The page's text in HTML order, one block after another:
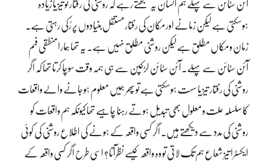
آئن سٹائن سے پہلے ہم انسان یہ سمجھتے رہے کہ روشنی کی رفتار تو تیز یا زیادہ
ہوسکتی ہے لیکن زمانے اور مکان کی رفتار مستقل بنیادوں پر رُکی رہتی ہے۔
زمان و مکاں مطلق ہے لیکن روشنی مطلق نہیں ہے۔ یہ تھا ہمارا منطقی فہم
آئن سٹائن سے پہلے۔ آئن سٹائن لڑکپن سے ہی ہمہ وقت سوچا کرتا تھا کہ اگر
روشنی کی رفتار تیز یا سست ہوسکتی ہے تو پھر ہمیں معلوم ہوجانے والے واقعات
کا سلسلہ علت و معلول بھی تبدیل ہوتے رہنا چاہیے تھا کیونکہ ہم واقعات کو
روشنی کی مدد سے دیکھتے ہیں۔ اگر کسی واقعہ کے ہونے کی اطلاع روشنی کی کوئی
ایکسٹرا تیز شعاع ہم تک لاتی تو وہ واقعہ کیسے نظرآتا؟ اسی طرح اگر کسی واقعہ کے